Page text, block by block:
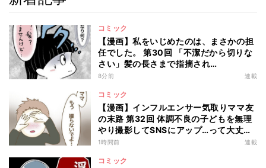
コミック
【漫画】私をいじめたのは、まさかの担
任でした。 第30回 「不潔だから切りな
さい」髪の長さまで指摘され…
8分前 連載
コミック
【漫画】インフルエンサー気取りママ友
の末路 第32回 体調不良の子どもを無理
やり撮影してSNSにアップ…って大丈
夫!?
1時間前 連載
コミック